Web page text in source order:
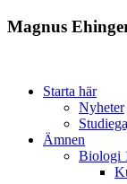
Magnus
Starta här
Nyheter
Ämnen
Biologi